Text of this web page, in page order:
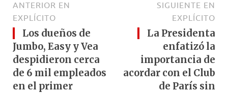
ANTERIOR EN
EXPLÍCITO
Los dueños de
Jumbo, Easy y Vea
despidieron cerca
de 6 mil empleados
en el primer
SIGUIENTE EN
EXPLÍCITO
La Presidenta
enfatizó la
importancia de
acordar con el Club
de París sin